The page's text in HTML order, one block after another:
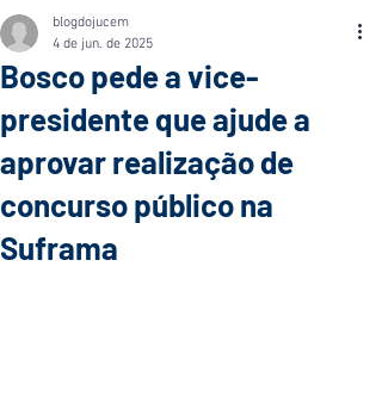
Bosco pede a vice-
presidente que ajude a
aprovar realização de
concurso público na
Suframa
blogdojucem
4 de jun. de 2025